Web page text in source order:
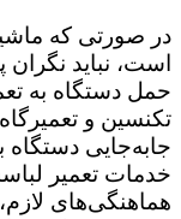
در صورتی که
است،‌ نباید نگران
حمل دستگاه به
تکنسین و
جابه‌جایی
خدمات تعمیر
هماهنگی‌های